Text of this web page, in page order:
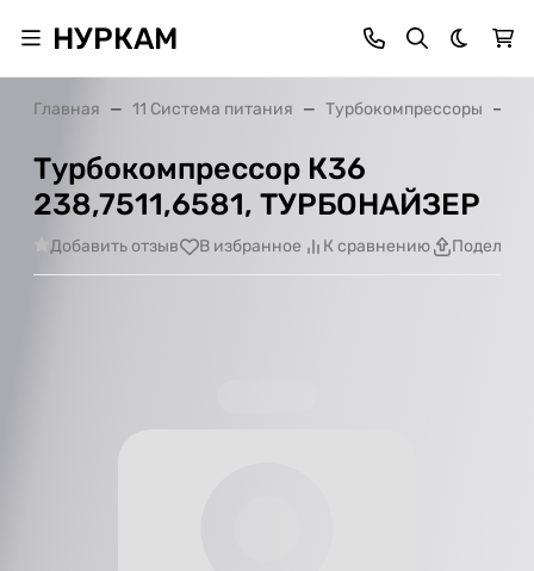
НУРКАМ Темная
Главная 11 Система питания Турбокомпрессоры
Турбокомпрессор К36
238,7511,6581, ТУРБОНАЙЗЕР
Добавить отзыв В избранное К сравнению